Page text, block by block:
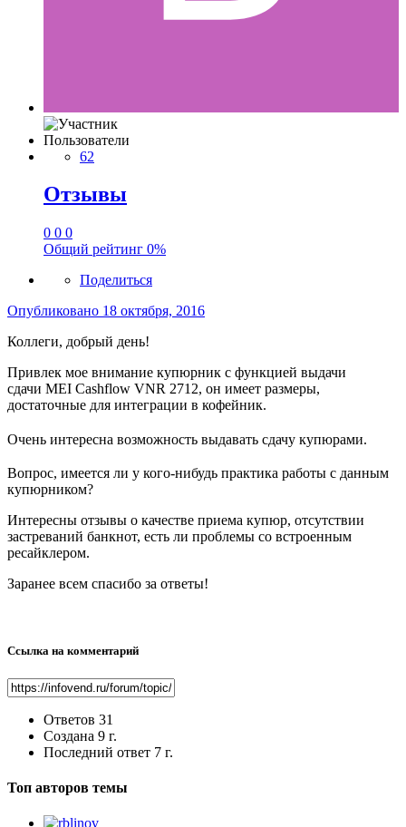
Пользователи
62
Отзывы
0 0 0
Общий рейтинг 0%
Поделиться
Опубликовано 18 октября, 2016
Коллеги, добрый день!
Привлек мое внимание купюрник с функцией выдачи
сдачи MEI Cashflow VNR 2712, он имеет размеры,
достаточные для интеграции в кофейник.
Очень интересна возможность выдавать сдачу купюрами.
Вопрос, имеется ли у кого-нибудь практика работы с данным
купюрником?
Интересны отзывы о качестве приема купюр, отсутствии
застреваний банкнот, есть ли проблемы со встроенным
ресайклером.
Заранее всем спасибо за ответы!
Ссылка на комментарий
Ответов 31
Создана 9 г.
Последний ответ 7 г.
Топ авторов темы